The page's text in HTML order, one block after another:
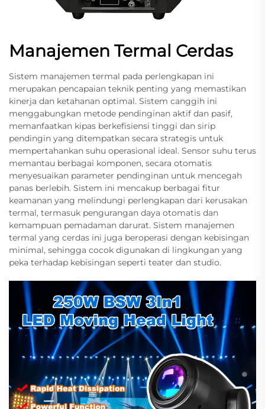
Manajemen Termal Cerdas
Sistem manajemen termal pada perlengkapan ini
merupakan pencapaian teknik penting yang memastikan
kinerja dan ketahanan optimal. Sistem canggih ini
menggabungkan metode pendinginan aktif dan pasif,
memanfaatkan kipas berkefisiensi tinggi dan sirip
pendingin yang ditempatkan secara strategis untuk
mempertahankan suhu operasional ideal. Sensor suhu terus
memantau berbagai komponen, secara otomatis
menyesuaikan parameter pendinginan untuk mencegah
panas berlebih. Sistem ini mencakup berbagai fitur
keamanan yang melindungi perlengkapan dari kerusakan
termal, termasuk pengurangan daya otomatis dan
kemampuan pemadaman darurat. Sistem manajemen
termal yang cerdas ini juga beroperasi dengan kebisingan
minimal, sehingga cocok digunakan di lingkungan yang
peka terhadap kebisingan seperti teater dan studio.